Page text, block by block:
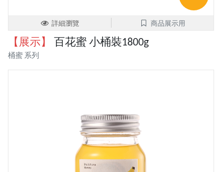
詳細瀏覽 商品展示用
【展示】 百花蜜 小桶裝1800g
桶蜜 系列